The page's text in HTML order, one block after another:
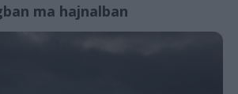
ma hajnalban